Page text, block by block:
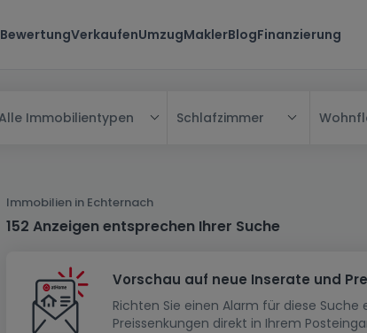
BewertungVerkaufenUmzugMaklerBlogFinanzierung
Alle Immobilientypen
Haus
Reihenhaus
Doppelhaushälfte
Wohnung
Schlafzimmer
1-Zimmer-Apartment
Wohnanlage
Wohnsiedlung
Haus bauen
Musterhaus
Renditeobjekt
Schlafzimmer
Immobilien in Echternach
152 Anzeigen entsprechen Ihrer Suche
Vorschau auf neue Inserate und
Richten Sie einen Alarm für diese
Preissenkungen direkt in Ihrem